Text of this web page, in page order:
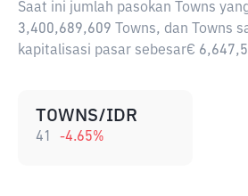
Saat ini jumlah pasokan Towns
3,400,689,609 Towns, dan Towns
kapitalisasi pasar sebesar€
TOWNS/IDR
41 -4.65%